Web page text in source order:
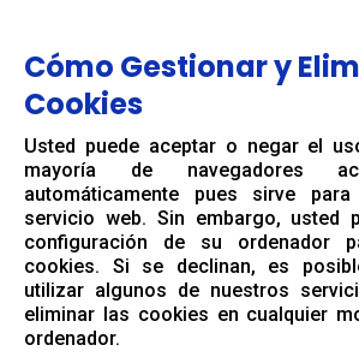
Cómo Gestionar y
Cookies
Usted puede aceptar o negar el
mayoría de navegadores
automáticamente pues sirve
servicio web. Sin embargo, usted
configuración de su ordenador
cookies. Si se declinan, es
utilizar algunos de nuestros
eliminar las cookies en cualquier
ordenador.